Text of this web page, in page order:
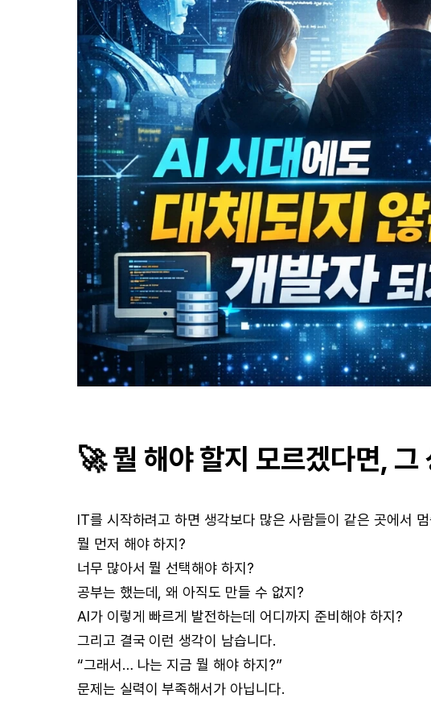
🚀 뭘 해야 할지 모르겠다면, 그
IT를 시작하려고 하면 생각보다 많은 사람들이 같은 곳에서 멈
뭘 먼저 해야 하지?
너무 많아서 뭘 선택해야 하지?
공부는 했는데, 왜 아직도 만들 수 없지?
AI가 이렇게 빠르게 발전하는데 어디까지 준비해야 하지?
그리고 결국 이런 생각이 남습니다.
“그래서… 나는 지금 뭘 해야 하지?”
문제는 실력이 부족해서가 아닙니다.